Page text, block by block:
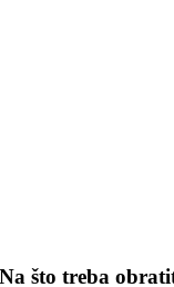
Na što treba